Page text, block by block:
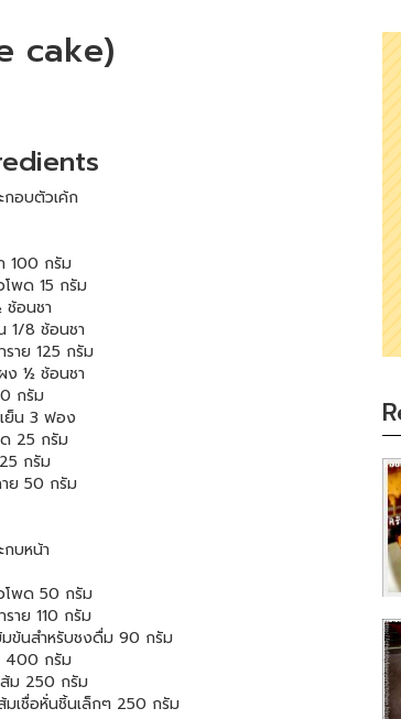
cake)
กอบตัวเค้ก
100 กรัม
โพด 15 กรัม
อนชา
1/8 ช้อนชา
ราย 125 กรัม
ง ½ ช้อนชา
กรัม
เย็น 3 ฟอง
25 กรัม
กรัม
าย 50 กรัม
กบหน้า
โพด 50 กรัม
าย 110 กรัม
มข้นสำหรับชงดื่ม 90 กรัม
400 กรัม
ม 250 กรัม
มเชื่อหั่นชิ้นเล็กๆ 250 กรัม